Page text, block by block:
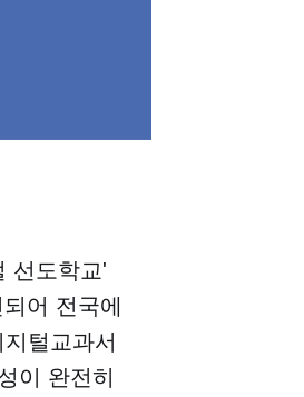
선도학교'
어 전국에
털교과서
이 완전히